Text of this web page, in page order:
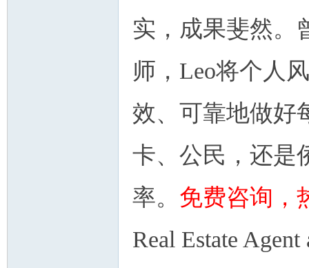
实，成果斐然。
师， Leo将个人
效、可靠地做好
卡、公民，还是
率。 免费咨询，
Real Estate